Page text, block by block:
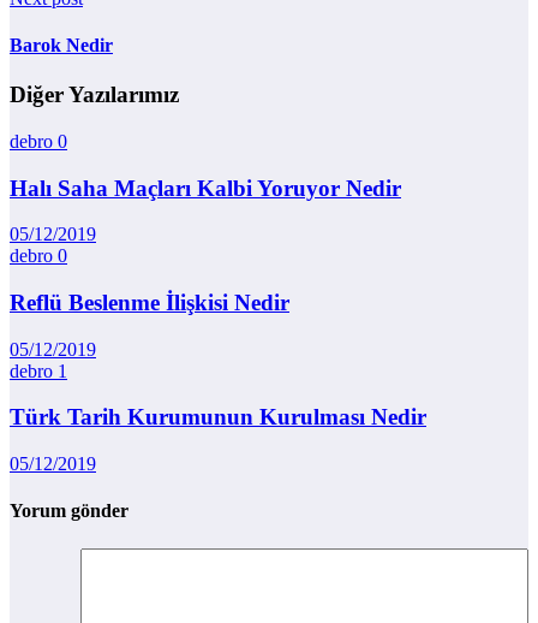
Barok Nedir
Diğer Yazılarımız
debro 0
Halı Saha Maçları Kalbi Yoruyor Nedir
05/12/2019
debro 0
Reflü Beslenme İlişkisi Nedir
05/12/2019
debro 1
Türk Tarih Kurumunun Kurulması Nedir
05/12/2019
Yorum gönder